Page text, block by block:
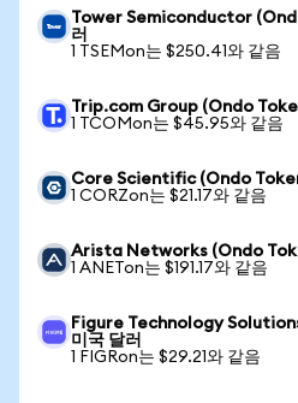
Tower Semiconductor
러
1 TSEMon는 $250.41와 같음
Trip.com Group (Ondo
1 TCOMon는 $45.95와 같음
Core Scientific (Ondo
1 CORZon는 $21.17와 같음
Arista Networks (Ondo
1 ANETon는 $191.17와 같음
Figure Technology
미국 달러
1 FIGRon는 $29.21와 같음